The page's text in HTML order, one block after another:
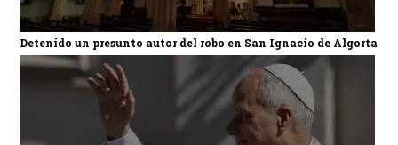
Detenido un presunto autor del robo en San Ignacio de Algorta